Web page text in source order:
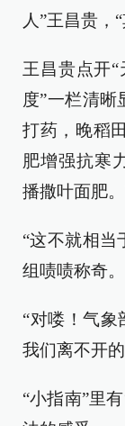
人”王昌贵，
王昌贵点开
度”一栏清晰
打药，晚稻
肥增强抗寒
播撒叶面肥
“这不就相当
组啧啧称奇。
“对喽！气象
我们离不开的
“小指南”里